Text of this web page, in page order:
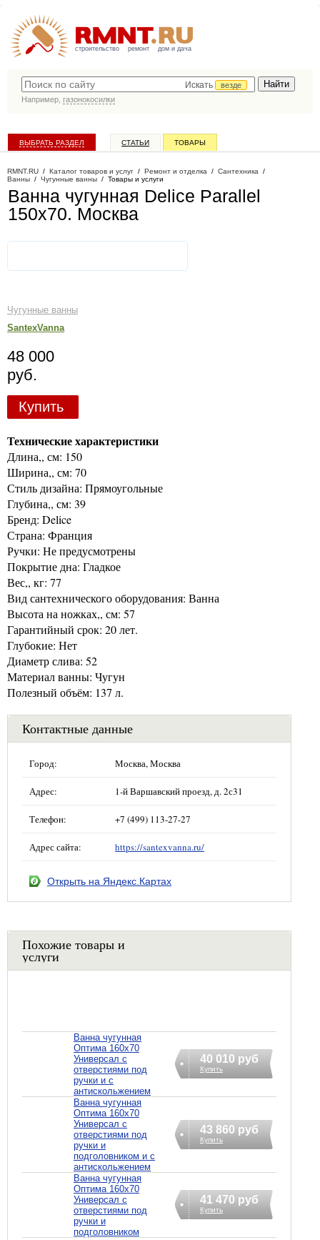
строительство ремонт дом и дача
Искать
везде
Например, газонокосилки
ВЫБРАТЬ РАЗДЕЛ СТАТЬИ ТОВАРЫ
RMNT.RU / Каталог товаров и услуг / Ремонт и отделка / Сантехника /
Ванны / Чугунные ванны / Товары и услуги
Ванна чугунная Delice Parallel
150x70. Москва
Чугунные ванны
SantexVanna
48 000
руб.
Купить
Технические характеристики
Длина,, см: 150
Ширина,, см: 70
Стиль дизайна: Прямоугольные
Глубина,, см: 39
Бренд: Delice
Страна: Франция
Ручки: Не предусмотрены
Покрытие дна: Гладкое
Вес,, кг: 77
Вид сантехнического оборудования: Ванна
Высота на ножках,, см: 57
Гарантийный срок: 20 лет.
Глубокие: Нет
Диаметр слива: 52
Материал ванны: Чугун
Полезный объём: 137 л.
Контактные данные
Город: Москва, Москва
Адрес: 1-й Варшавский проезд, д. 2с31
Телефон: +7 (499) 113-27-27
Адрес сайта: https://santexvanna.ru/
Открыть на Яндекс.Картах
Похожие товары и
услуги
Ванна чугунная
Оптима 160х70
Универсал с
отверстиями под
ручки и с
антискольжением
40 010 руб
Купить
Ванна чугунная
Оптима 160х70
Универсал с
отверстиями под
ручки и
подголовником и с
антискольжением
43 860 руб
Купить
Ванна чугунная
Оптима 160х70
Универсал с
отверстиями под
ручки и
подголовником
41 470 руб
Купить